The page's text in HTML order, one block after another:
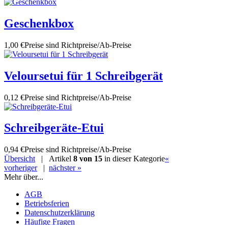
Geschenkbox
1,00 €Preise sind Richtpreise/Ab-Preise
Veloursetui für 1 Schreibgerät
0,12 €Preise sind Richtpreise/Ab-Preise
Schreibgeräte-Etui
0,94 €Preise sind Richtpreise/Ab-Preise
Übersicht | Artikel 8 von 15 in dieser Kategorie«
vorheriger| nächster »
Mehr über...
AGB
Betriebsferien
Datenschutzerklärung
Häufige Fragen